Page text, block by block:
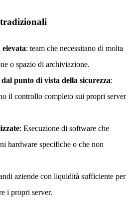
: team che necessitano di molta
o spazio di archiviazione.
punto di vista della sicurezza:
il controllo completo sui propri server
: Esecuzione di software che
hardware specifiche o che non
aziende con liquidità sufficiente per
i propri server.